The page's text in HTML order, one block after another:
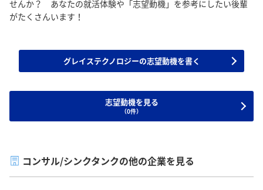
せんか？ あなたの就活体験や「志望動機」を参考にしたい後輩
がたくさんいます！
グレイステクノロジーの志望動機を書く
志望動機を見る
（0件）
コンサル/シンクタンクの他の企業を見る